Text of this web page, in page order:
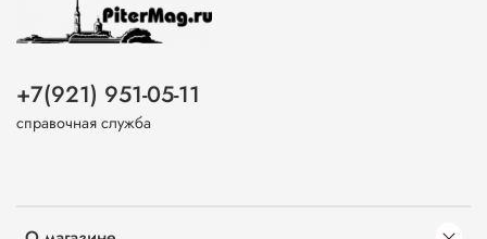
+7(921) 951-05-11
справочная служба